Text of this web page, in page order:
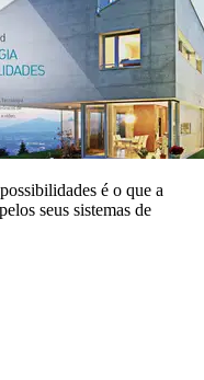
é o que a
seus sistemas de